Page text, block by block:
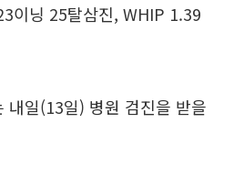
이닝 25탈삼진, WHIP 1.39
내일(13일) 병원 검진을 받을